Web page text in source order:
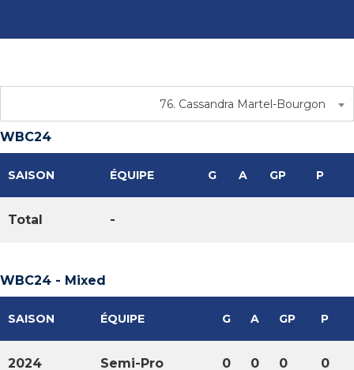
76. Cassandra Martel-Bourgon
WBC24
SAISON ÉQUIPE G A GP P
Total -
WBC24 - Mixed
SAISON ÉQUIPE G A GP P
2024 Semi-Pro 0 0 0 0